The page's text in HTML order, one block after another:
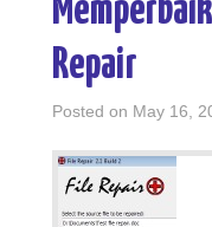
Repair
Posted on May 16,